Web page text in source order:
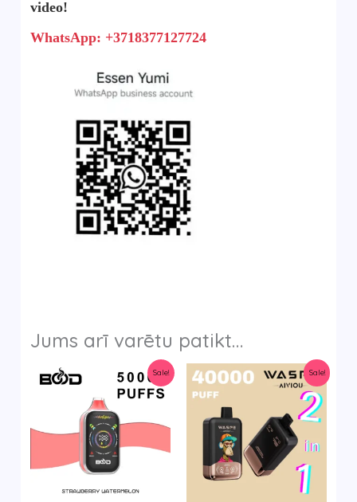
video!
WhatsApp: +3718377127724
Jums arī varētu patikt…
Sale! Sale!